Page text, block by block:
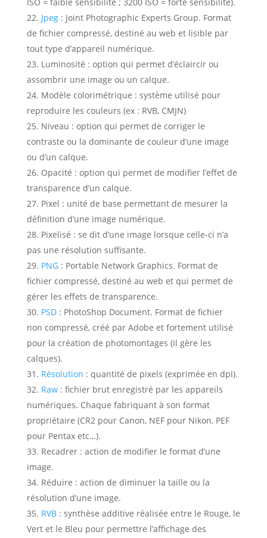
Jpeg: Joint Photographic Experts Group. Format
de fichier compressé, destiné au web et lisible par
tout type d’appareil numérique.
Luminosité : option qui permet d’éclaircir ou
assombrir une image ou un calque.
Modèle colorimétrique : système utilisé pour
reproduire les couleurs (ex : RVB, CMJN)
Niveau : option qui permet de corriger le
contraste ou la dominante de couleur d’une image
ou d’un calque.
Opacité : option qui permet de modifier l’effet de
transparence d’un calque.
Pixel : unité de base permettant de mesurer la
définition d’une image numérique.
Pixelisé : se dit d’une image lorsque celle-ci n’a
pas une résolution suffisante.
PNG: Portable Network Graphics. Format de
fichier compressé, destiné au web et qui permet de
gérer les effets de transparence.
PSD: PhotoShop Document. Format de fichier
non compressé, créé par Adobe et fortement utilisé
pour la création de photomontages (il gère les
calques).
Résolution : quantité de pixels (exprimée en dpi).
Raw: fichier brut enregistré par les appareils
numériques. Chaque fabriquant à son format
propriétaire (CR2 pour Canon, NEF pour Nikon, PEF
pour Pentax etc…).
Recadrer : action de modifier le format d’une
image.
Réduire : action de diminuer la taille ou la
résolution d’une image.
RVB: synthèse additive réalisée entre le Rouge, le
Vert et le Bleu pour permettre l’affichage des